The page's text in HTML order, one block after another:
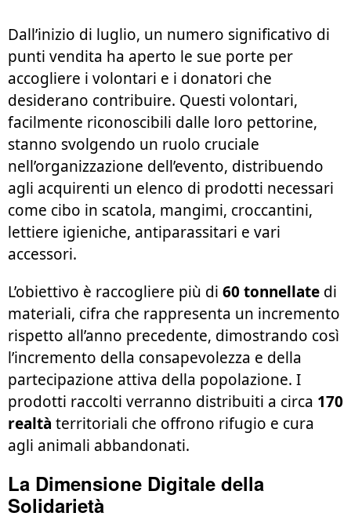
Dall’inizio di luglio, un numero significativo di
punti vendita ha aperto le sue porte per
accogliere i volontari e i donatori che
desiderano contribuire. Questi volontari,
facilmente riconoscibili dalle loro pettorine,
stanno svolgendo un ruolo cruciale
nell’organizzazione dell’evento, distribuendo
agli acquirenti un elenco di prodotti necessari
come cibo in scatola, mangimi, croccantini,
lettiere igieniche, antiparassitari e vari
accessori.
L’obiettivo è raccogliere più di 60 tonnellate di
materiali, cifra che rappresenta un incremento
rispetto all’anno precedente, dimostrando così
l’incremento della consapevolezza e della
partecipazione attiva della popolazione. I
prodotti raccolti verranno distribuiti a circa 170
realtà territoriali che offrono rifugio e cura
agli animali abbandonati.
La Dimensione Digitale della
Solidarietà